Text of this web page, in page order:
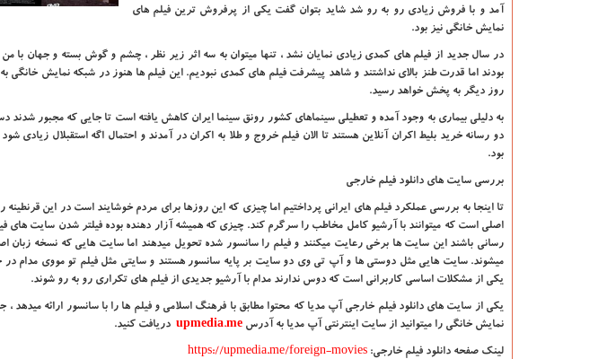
آمد و با فروش زیادی رو به رو شد شاید بتوان گفت یکی از پرفروش ترین فیلم های
نمایش خانگی نیز بود.
در سال جدید از فیلم های کمدی زیادی نمایان نشد ، تنها میتوان به سه اثر زیر نظر ، چشم و گوش بسته و جهان با
بودند اما قدرت طنز بالای نداشتند و شاهد پیشرفت فیلم های کمدی نبودیم. این فیلم ها هنوز در شبکه نمایش خانگی
روز دیگر به پخش خواهد رسید.
به دلیلی بیماری به وجود آمده و تعطیلی سینماهای کشور رونق سینما ایران کاهش یافته است تا جایی که مجبور شدند
دو رسانه خرید بلیط اکران آنلاین هستند تا الان فیلم خروج و طلا به اکران در آمدند و احتمال اگه استقبلال
بود.
بررسی سایت های دانلود فیلم خارجی
تا اینجا به بررسی عملکرد فیلم های ایرانی پرداختیم اما چیزی که این روزها برای مردم خوشایند است در این
اصلی است که میتوانند با آرشیو کامل مخاطب را سرگرم کند. چیزی که همیشه آزار دهنده بوده فیلتر شدن سایت های
رسانی باشند این سایت ها برخی رعایت میکنند و فیلم را سانسور شده تحویل میدهند اما سایت هایی که نسخه زبان
میشوند. سایت هایی مثل دوستی ها و آپ تی وی دو سایت بر پایه سانسور هستند و سایتی مثل فیلم تو مووی مدام
یکی از مشکلات اساسی کاربرانی است که دوس ندارند مدام با آرشیو جدیدی از فیلم های تکراری رو به رو شوند.
یکی از سایت های دانلود فیلم خارجی آپ مدیا که محتوا مطابق با فرهنگ اسلامی و فیلم ها را با سانسور ارائه
نمایش خانگی را میتوانید از سایت اینترنتی آپ مدیا به آدرس upmedia.me دریافت کنید.
لینک صفحه دانلود فیلم خارجی: https://upmedia.me/foreign-movies